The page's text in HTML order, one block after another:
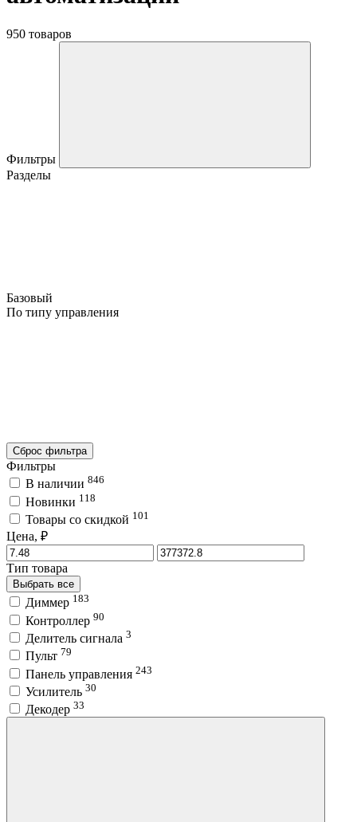
950 товаров
Фильтры
Разделы
Базовый
По типу управления
Сброс фильтра
Фильтры
В наличии 846
Новинки 118
Товары со скидкой 101
Цена, ₽
Тип товара
Выбрать все
Диммер 183
Контроллер 90
Делитель сигнала 3
Пульт 79
Панель управления 243
Усилитель 30
Декодер 33